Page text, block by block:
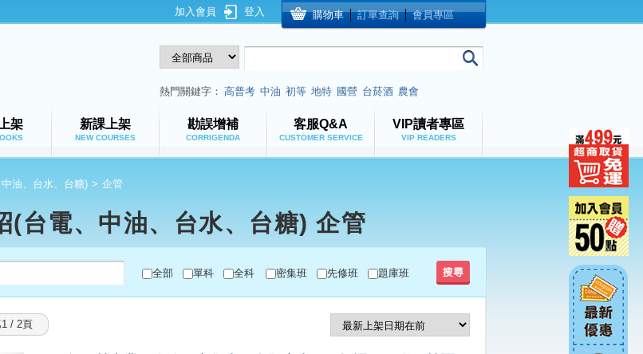
購物車 │訂單查詢 │會員專區
登入
加入會員
職網路書店
熱門關鍵字： 高普考 中油 初等 地特 國營 台菸酒 農會
架 新課上架
NEW COURSES
勘誤增補
CORRIGENDA
客服Q&A
CUSTOMER SERVICE
VIP讀者專區
VIP READERS
油、台水、台糖) > 企管
(台電、中油、台水、台糖) 企管
全部 單科 全科 密集班 先修班 題庫班
/ 2頁